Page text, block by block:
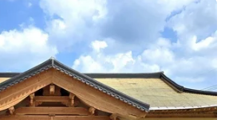
về 3 người Việt mắc